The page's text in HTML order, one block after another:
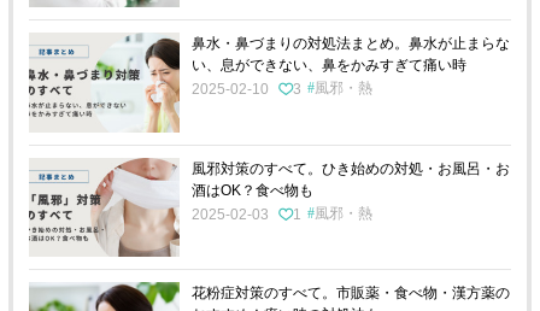
鼻水・鼻づまりの対処法まとめ。鼻水が止まらな
い、息ができない、鼻をかみすぎて痛い時
2025-02-10
3 風邪・熱
風邪対策のすべて。ひき始めの対処・お風呂・お
酒はOK？食べ物も
2025-02-03
1 風邪・熱
花粉症対策のすべて。市販薬・食べ物・漢方薬の